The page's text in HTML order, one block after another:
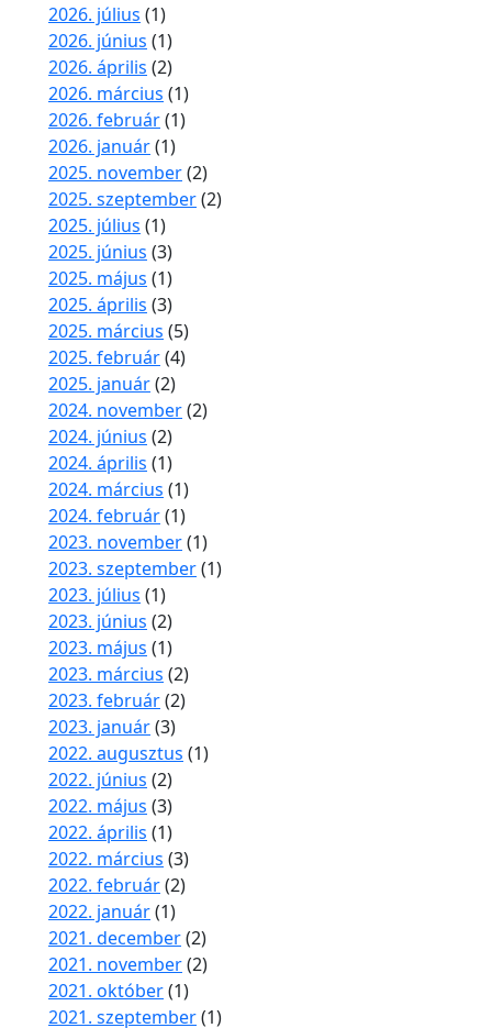
2026. július (1)
2026. június (1)
2026. április (2)
2026. március (1)
2026. február(1)
2026. január(1)
2025. november(2)
2025. szeptember(2)
2025. július (1)
2025. június (3)
2025. május (1)
2025. április (3)
2025. március (5)
2025. február(4)
2025. január(2)
2024. november(2)
2024. június (2)
2024. április (1)
2024. március (1)
2024. február(1)
2023. november(1)
2023. szeptember(1)
2023. július (1)
2023. június (2)
2023. május (1)
2023. március (2)
2023. február(2)
2023. január(3)
2022. augusztus (1)
2022. június (2)
2022. május (3)
2022. április (1)
2022. március (3)
2022. február(2)
2022. január(1)
2021. december(2)
2021. november(2)
2021. október(1)
2021. szeptember(1)